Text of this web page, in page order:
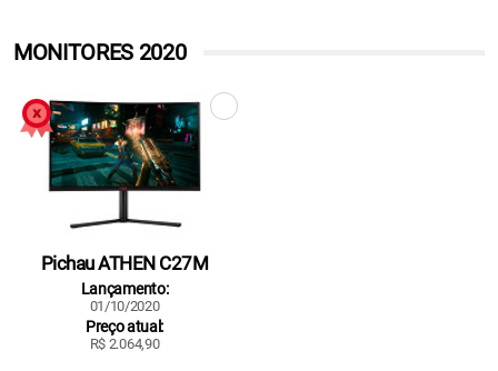
MONITORES 2020
Pichau ATHEN C27M
Lançamento:
01/10/2020
Preço atual:
R$ 2.064,90